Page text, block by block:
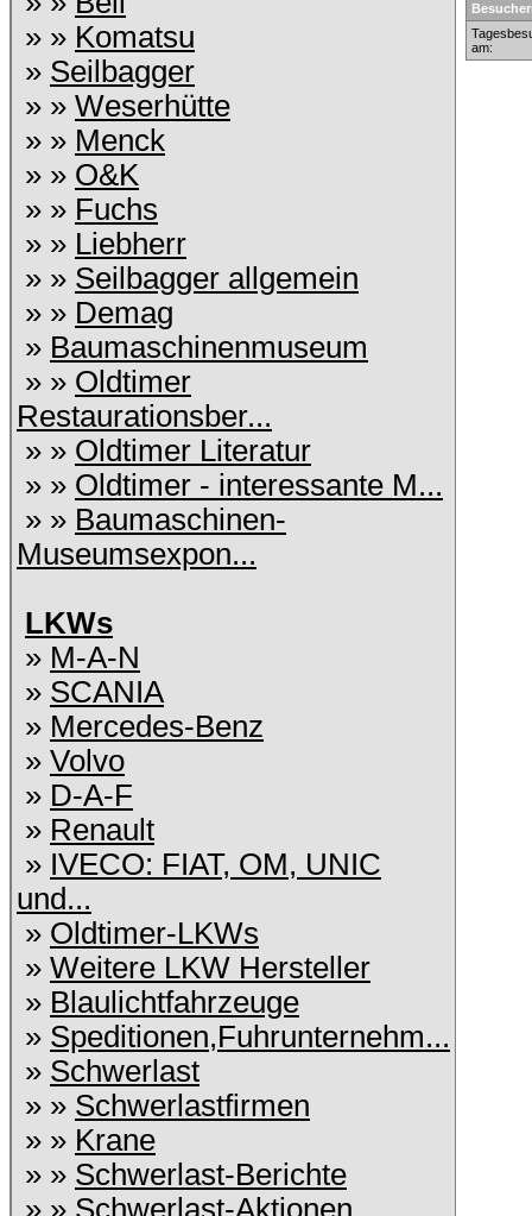
» » Komatsu
» Seilbagger
» » Weserhütte
» » Menck
» » O&K
» » Fuchs
» » Liebherr
» » Seilbagger allgemein
» » Demag
» Baumaschinenmuseum
» » Oldtimer
Restaurationsber...
» » Oldtimer Literatur
» » Oldtimer - interessante M...
» » Baumaschinen-
Museumsexpon...
LKWs
» M-A-N
» SCANIA
» Mercedes-Benz
» Volvo
» D-A-F
» Renault
» IVECO: FIAT, OM, UNIC
und...
» Oldtimer-LKWs
» Weitere LKW Hersteller
» Blaulichtfahrzeuge
» Speditionen,Fuhrunternehm...
» Schwerlast
» » Schwerlastfirmen
» » Krane
» » Schwerlast-Berichte
» » Schwerlast-Aktionen
am: